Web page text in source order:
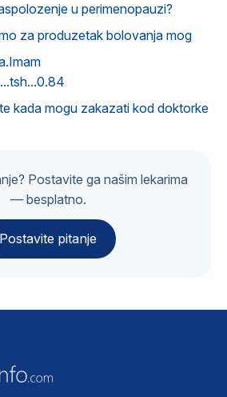
u perimenopauzi?
za produzetak bolovanja mog
kada mogu zakazati kod doktorke
Postavite ga našim lekarima
— besplatno.
Postavite pitanje